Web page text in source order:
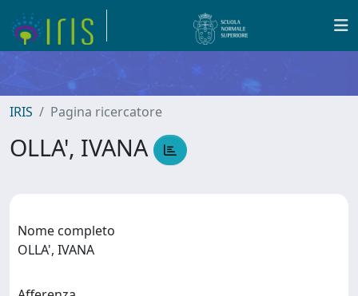
IRIS Pagina ricercatore
OLLA', IVANA
Nome completo
OLLA', IVANA